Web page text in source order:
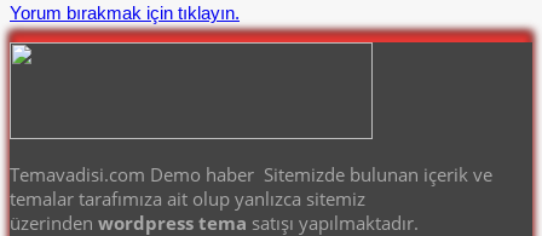
Yorum bırakmak için tıklayın.
Temavadisi.com Demo haber Sitemizde bulunan içerik ve
temalar tarafımıza ait olup yanlızca sitemiz
üzerinden wordpress tema satışı yapılmaktadır.